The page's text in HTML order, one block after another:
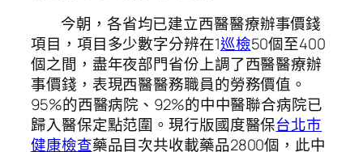
今朝，各省均已建立西醫醫療辦事價錢
項目，項目多少數字分辨在1巡檢50個至400
個之間，盡年夜部門省份上調了西醫醫療辦
事價錢，表現西醫醫務職員的勞務價值。
95%的西醫病院、92%的中中醫聯合病院已
歸入醫保定點范圍。現行版國度醫保台北巿
健康檢查藥品目次共收載藥品2800個，此中